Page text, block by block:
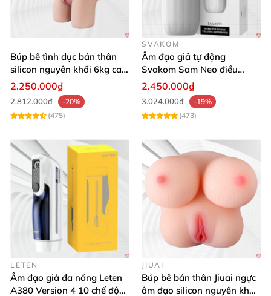
Chất liệu an toàn với sức khỏe
Đốivớinhững sản phẩm của Magic Motion thì chất
lượng luônđược đặt lên hàng đầu.
Chất liệu TPE mềm mại của phần lõiđãđược kiểm
Búp bê tình dục bán thân
silicon nguyên khối 6kg cao
cấp giá rẻ
2.250.000₫
2.812.000₫
-20%
(475)
SVAKOM
Âm đạo giả tự động
Svakom Sam Neo điều
khiển app webcam cao cấp
2.450.000₫
3.024.000₫
-19%
(473)
LETEN
Âm đạo giả đa năng Leten
A380 Version 4 10 chế độ
JIUAI
Búp bê bán thân Jiuai ngực
âm đạo silicon nguyên khối